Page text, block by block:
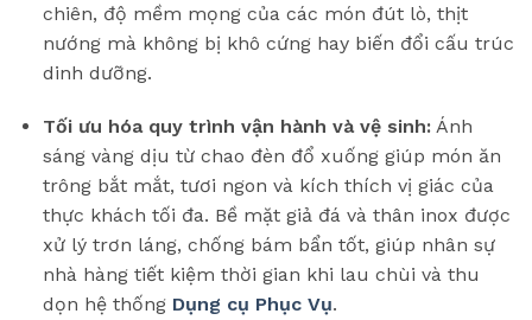
chiên, độ mềm mọng của các món đút lò, thịt
nướng mà không bị khô cứng hay biến đổi cấu trúc
dinh dưỡng.
Tối ưu hóa quy trình vận hành và vệ sinh:Ánh
sáng vàng dịu từ chao đèn đổ xuống giúp món ăn
trông bắt mắt, tươi ngon và kích thích vị giác của
thực khách tối đa. Bề mặt giả đá và thân inox được
xử lý trơn láng, chống bám bẩn tốt, giúp nhân sự
nhà hàng tiết kiệm thời gian khi lau chùi và thu
dọn hệ thống Dụng cụ Phục Vụ.